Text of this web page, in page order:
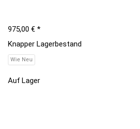
975,00 € *
Knapper Lagerbestand
Wie Neu
Auf Lager